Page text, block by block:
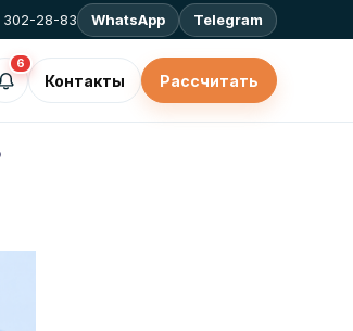
302-28-83 WhatsApp Telegram
6
Контакты Рассчитать